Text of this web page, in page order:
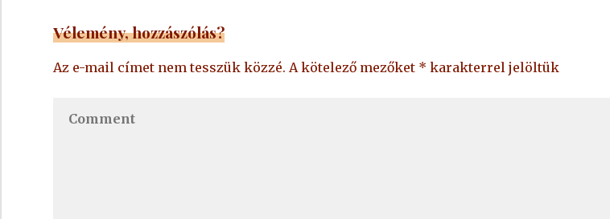
Vélemény, hozzászólás?
Az e-mail címet nem tesszük közzé. A kötelező mezőket * karakterrel jelöltük